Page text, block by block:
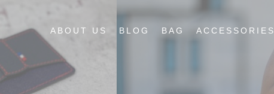
ABOUT US BLOG BAG ACCESSORIES